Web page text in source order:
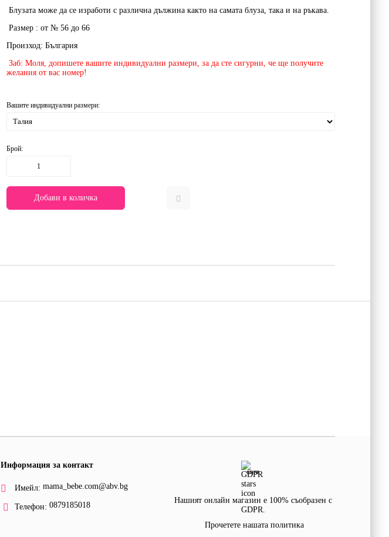
Блузата може да се изработи с различна дължина както на самата блуза, така и на ръкава.
Размер : от № 56 до 66
Произход: България
Заб: Моля, допишете вашите индивидуални размери, за да сте сигурни, че ще получите
желания от вас номер!
Вашите индивидуални размери:
Брой:
Информация за контакт
Имейл: mama_bebe.com@abv.bg
Телефон: 0879185018
GDPR
Нашият онлайн магазин е 100% съобразен с
GDPR.
Прочетете нашата политика